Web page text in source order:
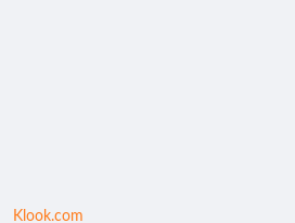
Klook.com